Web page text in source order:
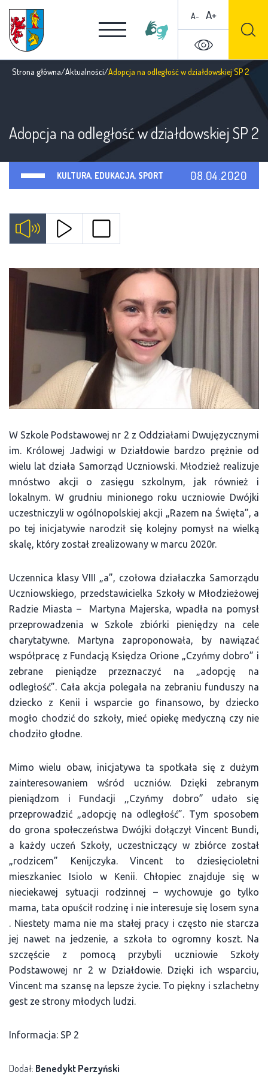
A- A+
Strona główna/Aktualności/Adopcja na odległość w działdowskiej SP 2
Adopcja na odległość w działdowskiej SP 2
KULTURA, EDUKACJA, SPORT 08.04.2020
W Szkole Podstawowej nr 2 z Oddziałami Dwujęzycznymi
im. Królowej Jadwigi w Działdowie bardzo prężnie od
wielu lat działa Samorząd Uczniowski. Młodzież realizuje
mnóstwo akcji o zasięgu szkolnym, jak również i
lokalnym. W grudniu minionego roku uczniowie Dwójki
uczestniczyli w ogólnopolskiej akcji „Razem na Święta”, a
po tej inicjatywie narodził się kolejny pomysł na wielką
skalę, który został zrealizowany w marcu 2020r.
Uczennica klasy VIII „a”, czołowa działaczka Samorządu
Uczniowskiego, przedstawicielka Szkoły w Młodzieżowej
Radzie Miasta – Martyna Majerska, wpadła na pomysł
przeprowadzenia w Szkole zbiórki pieniędzy na cele
charytatywne. Martyna zaproponowała, by nawiązać
współpracę z Fundacją Księdza Orione „Czyńmy dobro” i
zebrane pieniądze przeznaczyć na „adopcję na
odległość”. Cała akcja polegała na zebraniu funduszy na
dziecko z Kenii i wsparcie go finansowo, by dziecko
mogło chodzić do szkoły, mieć opiekę medyczną czy nie
chodziło głodne.
Mimo wielu obaw, inicjatywa ta spotkała się z dużym
zainteresowaniem wśród uczniów. Dzięki zebranym
pieniądzom i Fundacji ,,Czyńmy dobro” udało się
przeprowadzić „adopcję na odległość”. Tym sposobem
do grona społeczeństwa Dwójki dołączył Vincent Bundi,
a każdy uczeń Szkoły, uczestniczący w zbiórce został
„rodzicem” Kenijczyka. Vincent to dziesięcioletni
mieszkaniec Isiolo w Kenii. Chłopiec znajduje się w
nieciekawej sytuacji rodzinnej – wychowuje go tylko
mama, tata opuścił rodzinę i nie interesuje się losem syna
. Niestety mama nie ma stałej pracy i często nie starcza
jej nawet na jedzenie, a szkoła to ogromny koszt. Na
szczęście z pomocą przybyli uczniowie Szkoły
Podstawowej nr 2 w Działdowie. Dzięki ich wsparciu,
Vincent ma szansę na lepsze życie. To piękny i szlachetny
gest ze strony młodych ludzi.
Informacja: SP 2
Dodał: Benedykt Perzyński